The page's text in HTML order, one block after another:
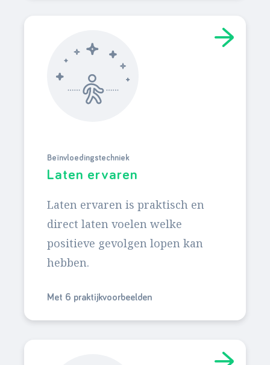
Beïnvloedingstechniek
Laten ervaren
Laten ervaren is praktisch en
direct laten voelen welke
positieve gevolgen lopen kan
hebben.
Met 6 praktijkvoorbeelden